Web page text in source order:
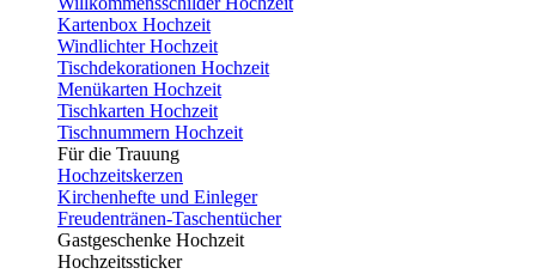
Kartenbox Hochzeit
Windlichter Hochzeit
Tischdekorationen Hochzeit
Menükarten Hochzeit
Tischkarten Hochzeit
Tischnummern Hochzeit
Für die Trauung
Hochzeitskerzen
Kirchenhefte und Einleger
Freudentränen-Taschentücher
Gastgeschenke Hochzeit
Hochzeitssticker